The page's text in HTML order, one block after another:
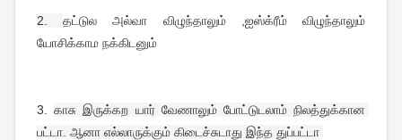
2. தட்டுல அல்வா விழுந்தாலும் ,ஐஸ்க்ரீம் விழுந்தாலும்
யோசிக்காம நக்கிடனும்
3. காசு இருக்கற யார் வேணாலும் போட்டுடலாம் நிலத்துக்கான
பட்டா. ஆனா எல்லாருக்கும் கிடைச்சுடாது இந்த துப்பட்டா